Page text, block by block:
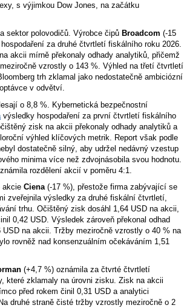
s výjimkou Dow Jones, na začátku
sektor polovodičů. Výrobce čipů Broadcom (-15
za druhé čtvrtletí fiskálního roku 2026.
akcii mírně překonaly odhady analytiků, přičemž
vzrostly o 143 %. Výhled na třetí čtvrtletí
trh zklamal jako nedostatečně ambiciózní
v odvětví.
o 8,8 %. Kybernetická bezpečnostní
výsledky hospodaření za první čtvrtletí fiskálního
zisk na akcii překonaly odhady analytiků a
výhled klíčových metrik. Report však podle
dostatečně silný, aby udržel nedávný vzestup
minima více než zdvojnásobila svou hodnotu.
rozdělení akcií v poměru 4:1.
akcie Ciena(-17 %), přestože firma zabývající se
zveřejnila výsledky za druhé fiskální čtvrtletí,
trhu. Očištěný zisk dosáhl 1,64 USD na akcii,
0,42 USD. Výsledek zároveň překonal odhad
na akcii. Tržby meziročně vzrostly o 40 % na
rovněž nad konsenzuálním očekáváním 1,51
(+4,7 %) oznámila za čtvrté čtvrtletí
které zklamaly na úrovni zisku. Zisk na akcii
před rokem činil 0,31 USD a analytici
druhé straně čisté tržby vzrostly meziročně o 2